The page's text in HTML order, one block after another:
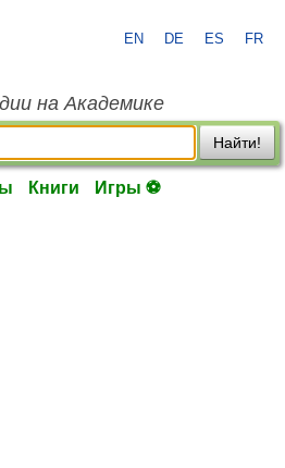
EN DE ES FR
на Академике
Найти!
Книги Игры ⚽